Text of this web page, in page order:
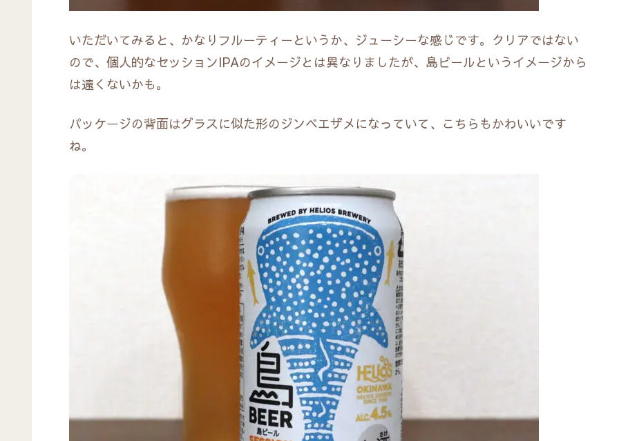
いただいてみると、かなりフルーティーというか、ジューシーな感じです。クリアではない
ので、個人的なセッションIPAのイメージとは異なりましたが、島ビールというイメージから
は遠くないかも。
パッケージの背面はグラスに似た形のジンベエザメになっていて、こちらもかわいいです
ね。